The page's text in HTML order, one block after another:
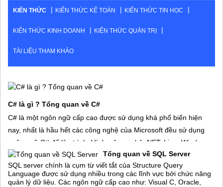
KIẾN THỨC KIẾN THỨC KẾ TOÁN KIẾN THỨC TIN HỌC
KIẾN THỨC KINH DOANH KIẾN THỨC QUẢN TRỊ
TÀI LIỆU THAM KHẢO
C# là gì ? Tổng quan về C#
C# là một ngôn ngữ cấp cao được sử dụng khá phổ biến hiện
nay, nhất là hầu hết các công nghệ của Microsoft đều sử dụng
ngôn ngữ C# để lập trình. Ví dụ công nghệ .NET, Linq, Window
Phone.
C# sử dụng 100% lập trình hướng đối tượng nên để học được nó
đòi hỏi bạn phải có nền
Tổng quan về SQL Server
SQL server chính là cụm từ viết tắt của Structure Query
Language được sử dụng nhiều trong các lĩnh vực bởi chức năng
quản lý dữ liệu. Các ngôn ngữ cấp cao như: Visual C, Oracle,